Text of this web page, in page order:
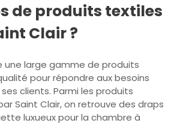
de produits textiles
Clair ?
une large gamme de produits
pour répondre aux besoins
clients. Parmi les produits
Saint Clair, on retrouve des draps
luxueux pour la chambre à